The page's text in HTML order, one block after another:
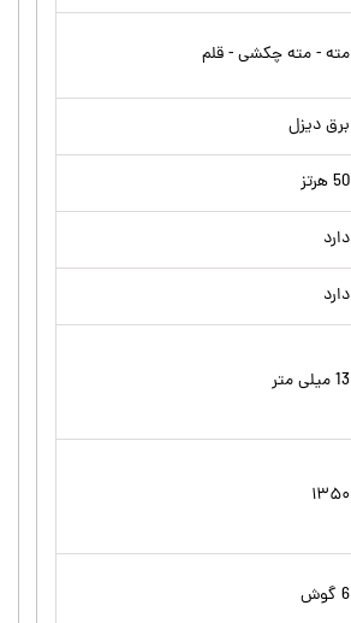
مته - مته چکشی - قلم
برق دیزل
50 هرتز
دارد
دارد
13 میلی متر
۱۳۵۰
6 گوش